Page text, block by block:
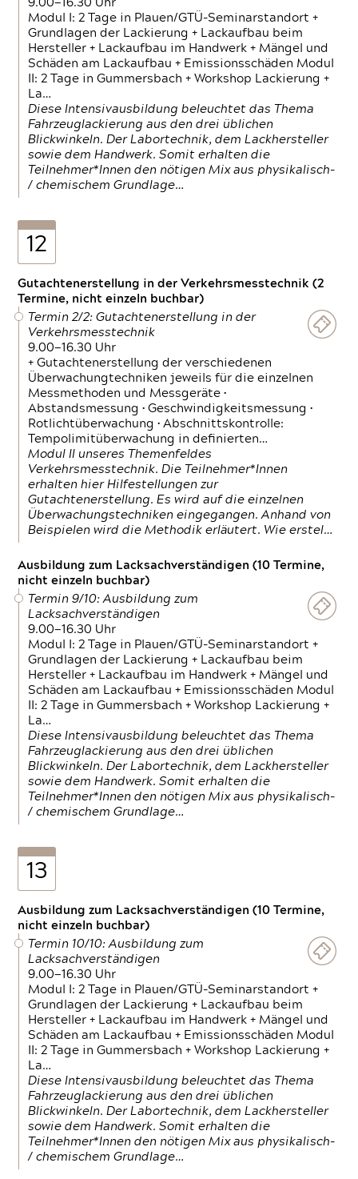
9.00—16.30 Uhr
Modul I: 2 Tage in Plauen/GTÜ-Seminarstandort +
Grundlagen der Lackierung + Lackaufbau beim
Hersteller + Lackaufbau im Handwerk + Mängel und
Schäden am Lackaufbau + Emissionsschäden Modul
II: 2 Tage in Gummersbach + Workshop Lackierung +
La…
Diese Intensivausbildung beleuchtet das Thema
Fahrzeuglackierung aus den drei üblichen
Blickwinkeln. Der Labortechnik, dem Lackhersteller
sowie dem Handwerk. Somit erhalten die
Teilnehmer*Innen den nötigen Mix aus physikalisch-
/ chemischem Grundlage…
12
Gutachtenerstellung in der Verkehrsmesstechnik (2
Termine, nicht einzeln buchbar)
Termin 2/2: Gutachtenerstellung in der
Verkehrsmesstechnik
9.00—16.30 Uhr
+ Gutachtenerstellung der verschiedenen
Überwachungtechniken jeweils für die einzelnen
Messmethoden und Messgeräte •
Abstandsmessung • Geschwindigkeitsmessung •
Rotlichtüberwachung • Abschnittskontrolle:
Tempolimitüberwachung in definierten…
Modul II unseres Themenfeldes
Verkehrsmesstechnik. Die Teilnehmer*Innen
erhalten hier Hilfestellungen zur
Gutachtenerstellung. Es wird auf die einzelnen
Überwachungstechniken eingegangen. Anhand von
Beispielen wird die Methodik erläutert. Wie erstel…
Ausbildung zum Lacksachverständigen (10 Termine,
nicht einzeln buchbar)
Termin 9/10: Ausbildung zum
Lacksachverständigen
9.00—16.30 Uhr
Modul I: 2 Tage in Plauen/GTÜ-Seminarstandort +
Grundlagen der Lackierung + Lackaufbau beim
Hersteller + Lackaufbau im Handwerk + Mängel und
Schäden am Lackaufbau + Emissionsschäden Modul
II: 2 Tage in Gummersbach + Workshop Lackierung +
La…
Diese Intensivausbildung beleuchtet das Thema
Fahrzeuglackierung aus den drei üblichen
Blickwinkeln. Der Labortechnik, dem Lackhersteller
sowie dem Handwerk. Somit erhalten die
Teilnehmer*Innen den nötigen Mix aus physikalisch-
/ chemischem Grundlage…
13
Ausbildung zum Lacksachverständigen (10 Termine,
nicht einzeln buchbar)
Termin 10/10: Ausbildung zum
Lacksachverständigen
9.00—16.30 Uhr
Modul I: 2 Tage in Plauen/GTÜ-Seminarstandort +
Grundlagen der Lackierung + Lackaufbau beim
Hersteller + Lackaufbau im Handwerk + Mängel und
Schäden am Lackaufbau + Emissionsschäden Modul
II: 2 Tage in Gummersbach + Workshop Lackierung +
La…
Diese Intensivausbildung beleuchtet das Thema
Fahrzeuglackierung aus den drei üblichen
Blickwinkeln. Der Labortechnik, dem Lackhersteller
sowie dem Handwerk. Somit erhalten die
Teilnehmer*Innen den nötigen Mix aus physikalisch-
/ chemischem Grundlage…